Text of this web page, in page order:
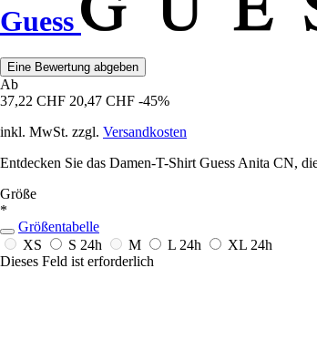
Guess
Eine Bewertung abgeben
Ab
37,22 CHF 20,47 CHF -45%
inkl. MwSt. zzgl. Versandkosten
Entdecken Sie das Damen-T-Shirt Guess Anita CN,
Größe
*
Größentabelle
XS
S 24h M L 24h XL 24h
Dieses Feld ist erforderlich